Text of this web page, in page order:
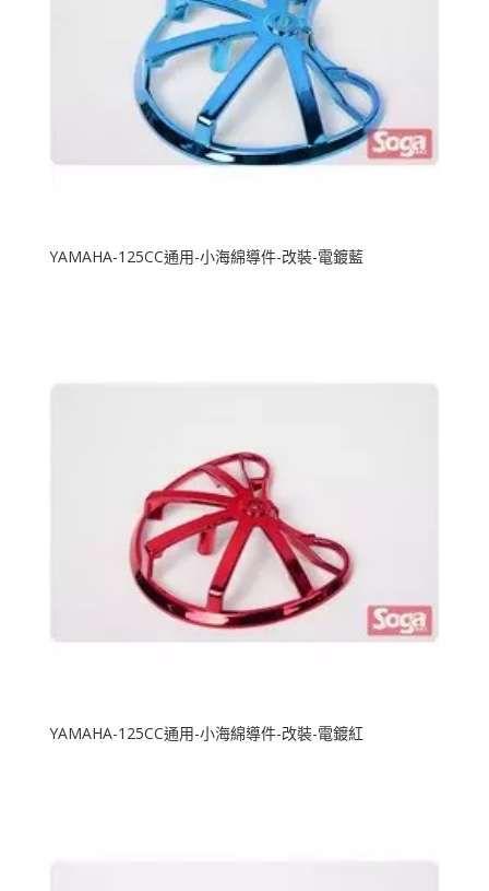
YAMAHA-125CC通用-小海綿導件-改裝-電鍍藍
YAMAHA-125CC通用-小海綿導件-改裝-電鍍紅